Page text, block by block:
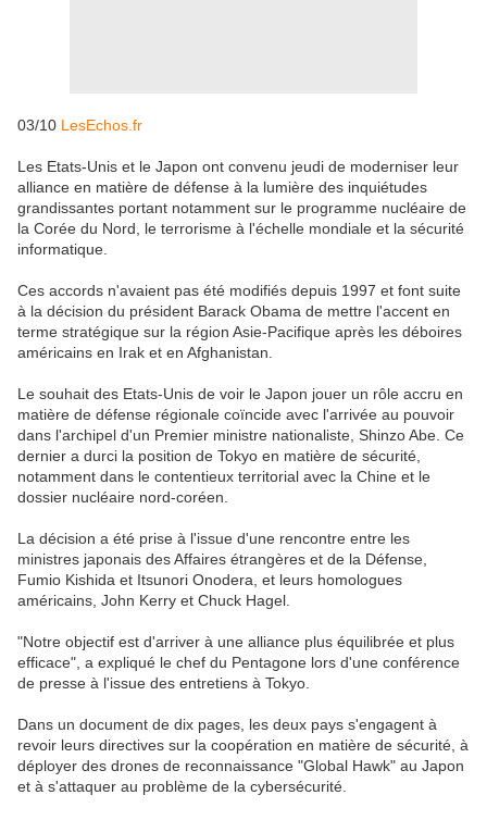
03/10 LesEchos.fr
Les Etats-Unis et le Japon ont convenu jeudi de moderniser leur
alliance en matière de défense à la lumière des inquiétudes
grandissantes portant notamment sur le programme nucléaire de
la Corée du Nord, le terrorisme à l'échelle mondiale et la sécurité
informatique.
Ces accords n'avaient pas été modifiés depuis 1997 et font suite
à la décision du président Barack Obama de mettre l'accent en
terme stratégique sur la région Asie-Pacifique après les déboires
américains en Irak et en Afghanistan.
Le souhait des Etats-Unis de voir le Japon jouer un rôle accru en
matière de défense régionale coïncide avec l'arrivée au pouvoir
dans l'archipel d'un Premier ministre nationaliste, Shinzo Abe. Ce
dernier a durci la position de Tokyo en matière de sécurité,
notamment dans le contentieux territorial avec la Chine et le
dossier nucléaire nord-coréen.
La décision a été prise à l'issue d'une rencontre entre les
ministres japonais des Affaires étrangères et de la Défense,
Fumio Kishida et Itsunori Onodera, et leurs homologues
américains, John Kerry et Chuck Hagel.
"Notre objectif est d'arriver à une alliance plus équilibrée et plus
efficace", a expliqué le chef du Pentagone lors d'une conférence
de presse à l'issue des entretiens à Tokyo.
Dans un document de dix pages, les deux pays s'engagent à
revoir leurs directives sur la coopération en matière de sécurité, à
déployer des drones de reconnaissance "Global Hawk" au Japon
et à s'attaquer au problème de la cybersécurité.